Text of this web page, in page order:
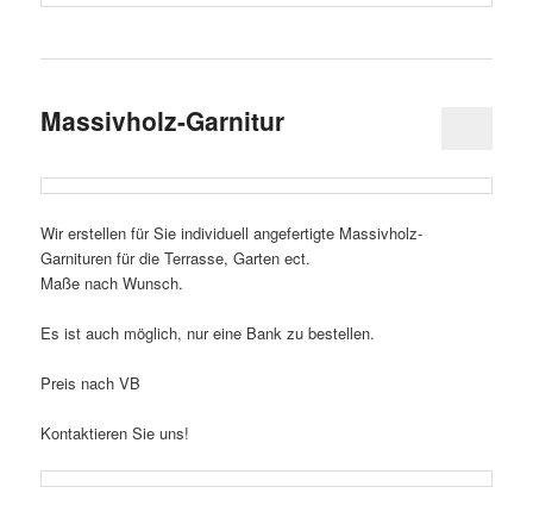
Massivholz-Garnitur
Wir erstellen für Sie individuell angefertigte Massivholz-
Garnituren für die Terrasse, Garten ect.
Maße nach Wunsch.
Es ist auch möglich, nur eine Bank zu bestellen.
Preis nach VB
Kontaktieren Sie uns!